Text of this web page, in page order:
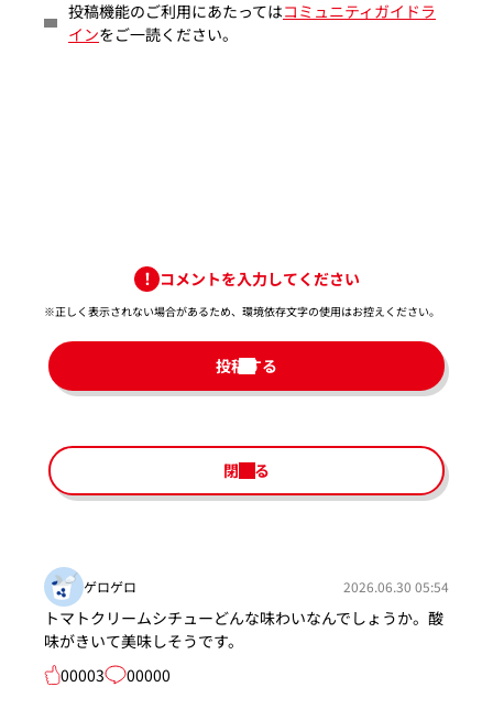
投稿機能のご利用にあたってはコミュニティガイドラ
インをご一読ください。
コメントを入力してください
※正しく表示されない場合があるため、環境依存文字の使用はお控えください。​
投稿する
閉じる
ゲロゲロ 2026.06.30 05:54
トマトクリームシチューどんな味わいなんでしょうか。酸
味がきいて美味しそうです。
00003
00000